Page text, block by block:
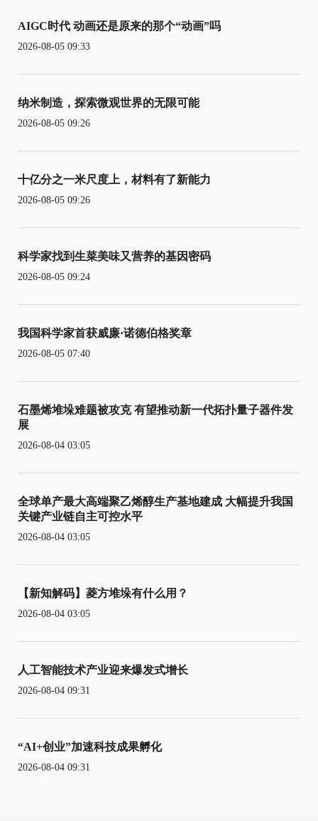
AIGC时代 动画还是原来的那个“动画”吗
2026-08-05 09:33
纳米制造，探索微观世界的无限可能
2026-08-05 09:26
十亿分之一米尺度上，材料有了新能力
2026-08-05 09:26
科学家找到生菜美味又营养的基因密码
2026-08-05 09:24
我国科学家首获威廉·诺德伯格奖章
2026-08-05 07:40
石墨烯堆垛难题被攻克 有望推动新一代拓扑量子器件发
展
2026-08-04 03:05
全球单产最大高端聚乙烯醇生产基地建成 大幅提升我国
关键产业链自主可控水平
2026-08-04 03:05
【新知解码】菱方堆垛有什么用？
2026-08-04 03:05
人工智能技术产业迎来爆发式增长
2026-08-04 09:31
“AI+创业”加速科技成果孵化
2026-08-04 09:31